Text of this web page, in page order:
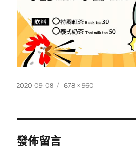
發
2020-09-08
完
678 × 960
發佈留言